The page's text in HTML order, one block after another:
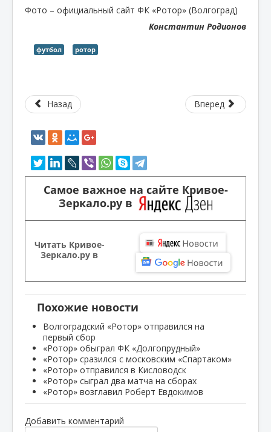
Фото – официальный сайт ФК «Ротор» (Волгоград)
Константин Родионов
футбол ротор
Назад Вперед
Самое важное на сайте Кривое-
Зеркало.ру в
Читать Кривое-
Зеркало.ру в
Похожие новости
Волгоградский «Ротор» отправился на
первый сбор
«Ротор» обыграл ФК «Долгопрудный»
«Ротор» сразился с московским «Спартаком»
«Ротор» отправился в Кисловодск
«Ротор» сыграл два матча на сборах
«Ротор» возглавил Роберт Евдокимов
Добавить комментарий